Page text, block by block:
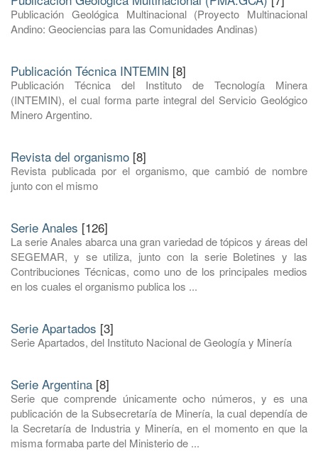
Publicación Geológica Multinacional (Proyecto Multinacional
Andino: Geociencias para las Comunidades Andinas)
Publicación Técnica INTEMIN [8]
Publicación Técnica del Instituto de Tecnología Minera
(INTEMIN), el cual forma parte integral del Servicio Geológico
Minero Argentino.
Revista del organismo [8]
Revista publicada por el organismo, que cambió de nombre
junto con el mismo
Serie Anales [126]
La serie Anales abarca una gran variedad de tópicos y áreas del
SEGEMAR, y se utiliza, junto con la serie Boletines y las
Contribuciones Técnicas, como uno de los principales medios
en los cuales el organismo publica los ...
Serie Apartados [3]
Serie Apartados, del Instituto Nacional de Geología y Minería
Serie Argentina [8]
Serie que comprende únicamente ocho números, y es una
publicación de la Subsecretaría de Minería, la cual dependía de
la Secretaría de Industria y Minería, en el momento en que la
misma formaba parte del Ministerio de ...